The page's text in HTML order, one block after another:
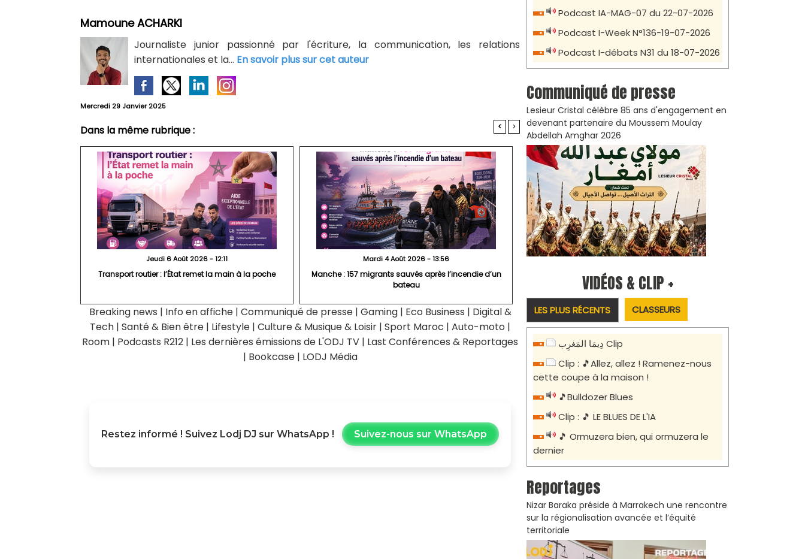
Mamoune ACHARKI
Journaliste junior passionné par l'écriture, la communication, les relations
internationales et la... En savoir plus sur cet auteur
Mercredi 29 Janvier 2025
Dans la même rubrique : < >
Jeudi 6 Août 2026 - 12:11
Transport routier : l’État remet la main à la poche
Mardi 4 Août 2026 - 13:56
Manche : 157 migrants sauvés après l’incendie d’un
bateau
Breaking news | Info en affiche | Communiqué de presse | Gaming | Eco Business | Digital &
Tech | Santé & Bien être | Lifestyle | Culture & Musique & Loisir | Sport Maroc | Auto-moto |
Room | Podcasts R212 | Les dernières émissions de L'ODJ TV | Last Conférences & Reportages
| Bookcase | LODJ Média
Restez informé ! Suivez Lodj DJ sur WhatsApp ! Suivez-nous sur WhatsApp
Podcast IA-MAG-07 du 22-07-2026
Podcast I-Week N°136-19-07-2026
Podcast I-débats N31 du 18-07-2026
Communiqué de presse
Lesieur Cristal célèbre 85 ans d'engagement en
devenant partenaire du Moussem Moulay
Abdellah Amghar 2026
VIDÉOS & CLIP +
LES PLUS RÉCENTS CLASSEURS
دِيمَا المَغرِب Clip
Clip : 🎵Allez, allez ! Ramenez-nous
cette coupe à la maison !
🎵Bulldozer Blues
Clip : 🎵 LE BLUES DE L'IA
🎵 Ormuzera bien, qui ormuzera le
dernier
Reportages
Nizar Baraka préside à Marrakech une rencontre
sur la régionalisation avancée et l’équité
territoriale